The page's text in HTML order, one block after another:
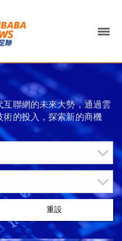
聯網的未來大勢，通過雲
的投入，探索新的商機
重設